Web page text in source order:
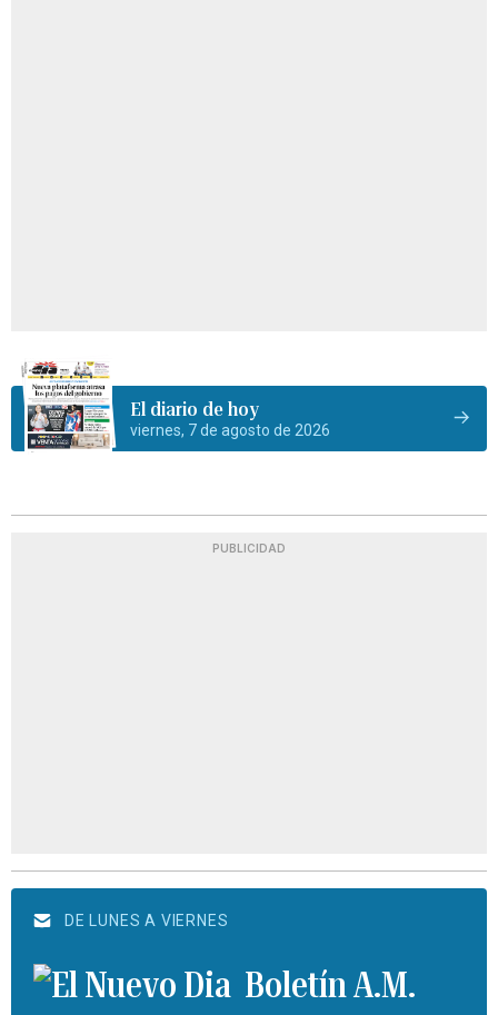
El diario de hoy
viernes, 7 de agosto de 2026
PUBLICIDAD
DE LUNES A VIERNES
Boletín A.M.